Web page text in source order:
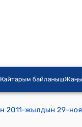
Кайтарым байланышЖаңы